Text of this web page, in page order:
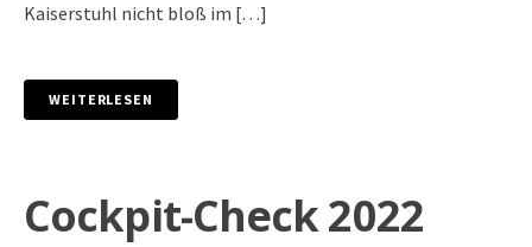
Kaiserstuhl nicht bloß im […]
WEITERLESEN
Cockpit-Check 2022